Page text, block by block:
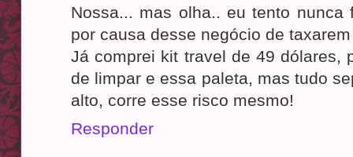
Nossa... mas olha.. eu tento nunca
por causa desse negócio de
Já comprei kit travel de 49 dólares,
de limpar e essa paleta, mas tudo
alto, corre esse risco mesmo!
Responder